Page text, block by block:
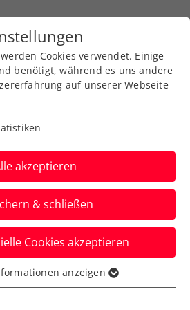
Erler/Miedler
5. Doppel-
Cup-Doppel lässt in der
auch im Finale
Cookies verwendet. Einige
benötigt, während es uns andere
auf unserer Webseite
akzeptieren
& schließen
Cookies akzeptieren
für grundlegende
anzeigen